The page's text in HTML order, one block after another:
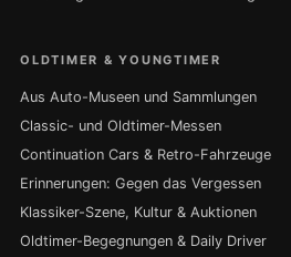
OLDTIMER & YOUNGTIMER
Aus Auto-Museen und Sammlungen
Classic- und Oldtimer-Messen
Continuation Cars & Retro-Fahrzeuge
Erinnerungen: Gegen das Vergessen
Klassiker-Szene, Kultur & Auktionen
Oldtimer-Begegnungen & Daily Driver